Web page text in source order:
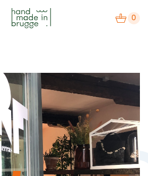
0
makers
label
bezoek
agenda